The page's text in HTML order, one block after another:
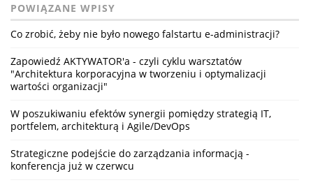
POWIĄZANE WPISY
Co zrobić, żeby nie było nowego falstartu e-administracji?
Zapowiedź AKTYWATOR'a - czyli cyklu warsztatów
"Architektura korporacyjna w tworzeniu i optymalizacji
wartości organizacji"
W poszukiwaniu efektów synergii pomiędzy strategią IT,
portfelem, architekturą i Agile/DevOps
Strategiczne podejście do zarządzania informacją -
konferencja już w czerwcu